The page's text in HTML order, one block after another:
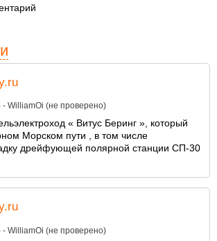
-WilliamOi (не проверено)
« Витус Беринг », который
Морском пути , в том числе
дрейфующей полярной станции СП-30
-WilliamOi (не проверено)